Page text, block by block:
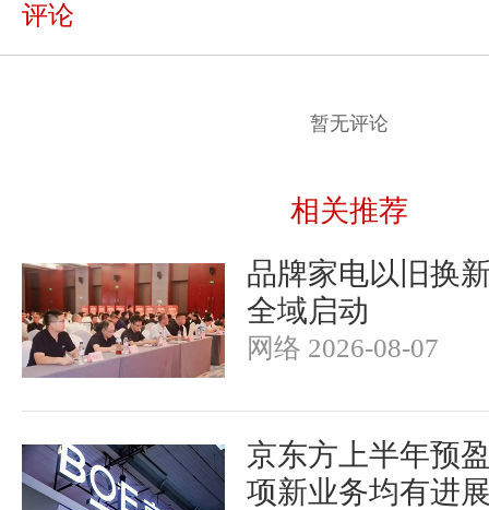
评论
暂无评论
相关推荐
品牌家电以旧换
全域启动
网络 2026-08-07
京东方上半年预
项新业务均有进